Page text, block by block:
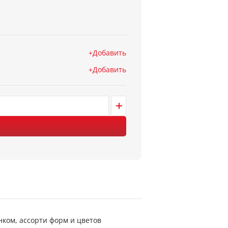
Добавить
Добавить
ассорти форм и цветов